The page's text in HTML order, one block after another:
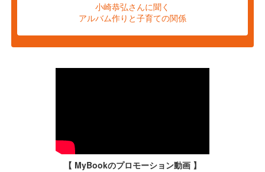
小崎恭弘さんに聞く
アルバム作りと子育ての関係
【 MyBookのプロモーション動画 】